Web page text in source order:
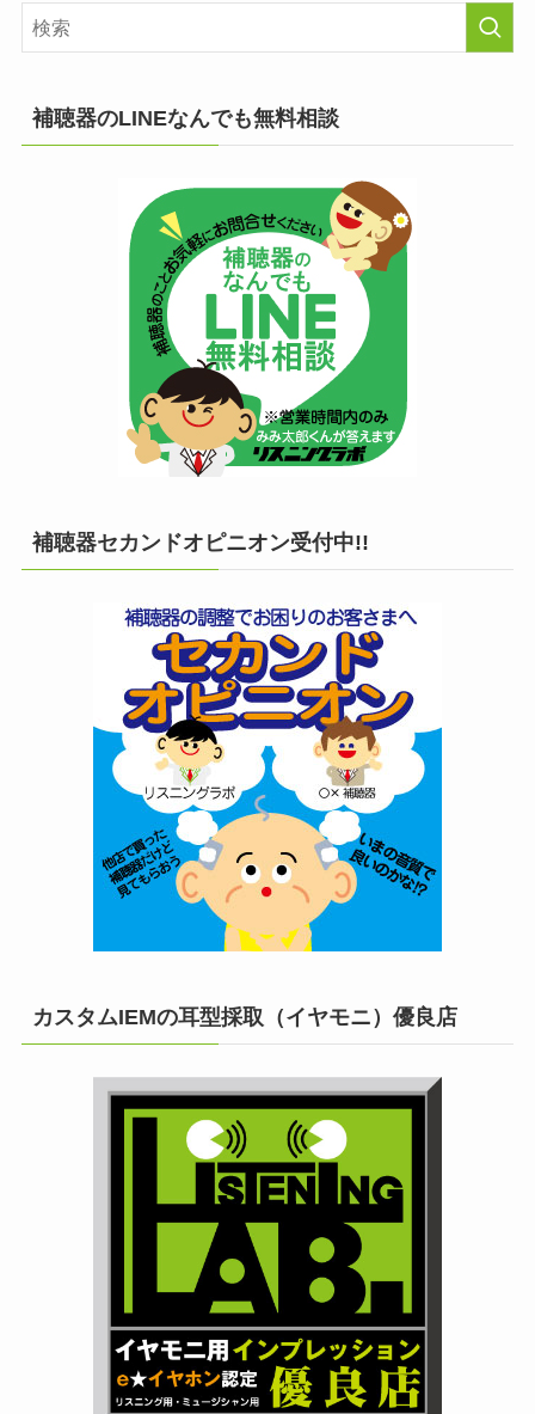
補聴器のLINEなんでも無料相談
補聴器セカンドオピニオン受付中!!
カスタムIEMの耳型採取（イヤモニ）優良店